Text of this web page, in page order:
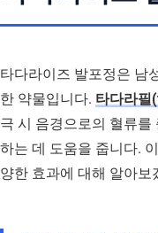
타다라이즈 발포정은 남
한 약물입니다. 타다라
극 시 음경으로의 혈류를
하는 데 도움을 줍니다.
양한 효과에 대해 알아보